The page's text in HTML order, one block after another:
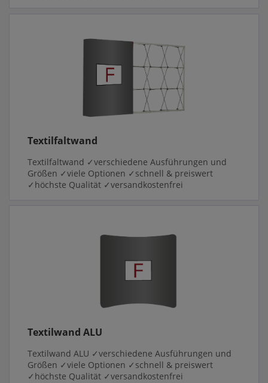
Textilfaltwand
Textilfaltwand ✓verschiedene Ausführungen und
Größen ✓viele Optionen ✓schnell & preiswert
✓höchste Qualität ✓versandkostenfrei
Textilwand ALU
Textilwand ALU ✓verschiedene Ausführungen und
Größen ✓viele Optionen ✓schnell & preiswert
✓höchste Qualität ✓versandkostenfrei